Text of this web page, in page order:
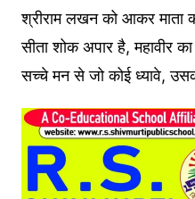
श्रीराम लखन को आकर माता
सीता शोक अपार है, महावीर का
सच्चे मन से जो कोई ध्यावे,